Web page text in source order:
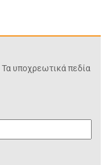
Τα υποχρεωτικά πεδία